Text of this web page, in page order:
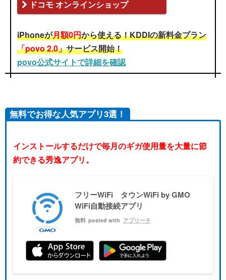
ドコモ オンラインショップ
iPhoneが月額0円から使える！KDDIの新料金プラン
「povo 2.0」サービス開始！
povo公式サイトで詳細を確認
無料でお得な人気アプリ3選！
インストールするだけで毎月のギガ使用量を大量に節
約できる秀逸アプリ。
フリーWiFi タウンWiFi by GMO
WiFi自動接続アプリ
無料 posted with アプリーチ